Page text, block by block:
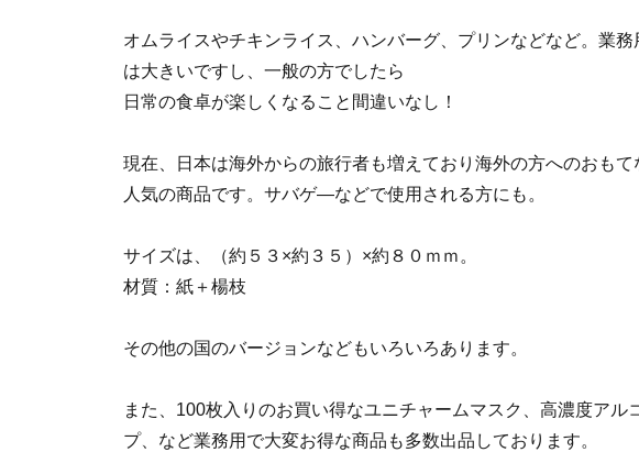
オムライスやチキンライス、ハンバーグ、プリンなどなど。業
は大きいですし、一般の方でしたら
日常の食卓が楽しくなること間違いなし！
現在、日本は海外からの旅行者も増えており海外の方へのおも
人気の商品です。サバゲ―などで使用される方にも。
サイズは、（約５３×約３５）×約８０ｍｍ。
材質：紙＋楊枝
その他の国のバージョンなどもいろいろあります。
また、100枚入りのお買い得なユニチャームマスク、高濃度ア
プ、など業務用で大変お得な商品も多数出品しております。